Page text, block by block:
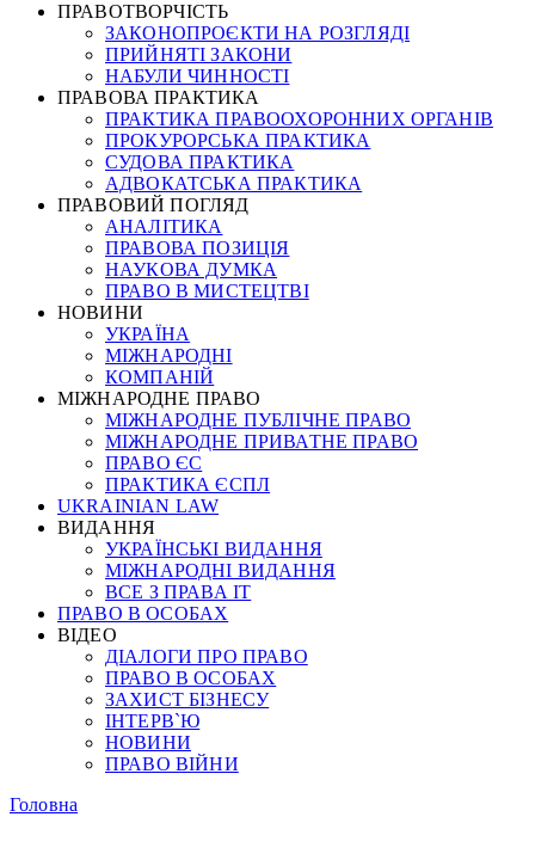
ПРАВОТВОРЧІСТЬ
ЗАКОНОПРОЄКТИ НА РОЗГЛЯДІ
ПРИЙНЯТІ ЗАКОНИ
НАБУЛИ ЧИННОСТІ
ПРАВОВА ПРАКТИКА
ПРАКТИКА ПРАВООХОРОННИХ ОРГАНІВ
ПРОКУРОРСЬКА ПРАКТИКА
СУДОВА ПРАКТИКА
АДВОКАТСЬКА ПРАКТИКА
ПРАВОВИЙ ПОГЛЯД
АНАЛІТИКА
ПРАВОВА ПОЗИЦІЯ
НАУКОВА ДУМКА
ПРАВО В МИСТЕЦТВІ
НОВИНИ
УКРАЇНА
МІЖНАРОДНІ
КОМПАНІЙ
МІЖНАРОДНЕ ПРАВО
МІЖНАРОДНЕ ПУБЛІЧНЕ ПРАВО
МІЖНАРОДНЕ ПРИВАТНЕ ПРАВО
ПРАВО ЄС
ПРАКТИКА ЄСПЛ
UKRAINIAN LAW
ВИДАННЯ
УКРАЇНСЬКІ ВИДАННЯ
МІЖНАРОДНІ ВИДАННЯ
ВСЕ З ПРАВА ІТ
ПРАВО В ОСОБАХ
ВІДЕО
ДІАЛОГИ ПРО ПРАВО
ПРАВО В ОСОБАХ
ЗАХИСТ БІЗНЕСУ
ІНТЕРВ`Ю
НОВИНИ
ПРАВО ВІЙНИ
Головна